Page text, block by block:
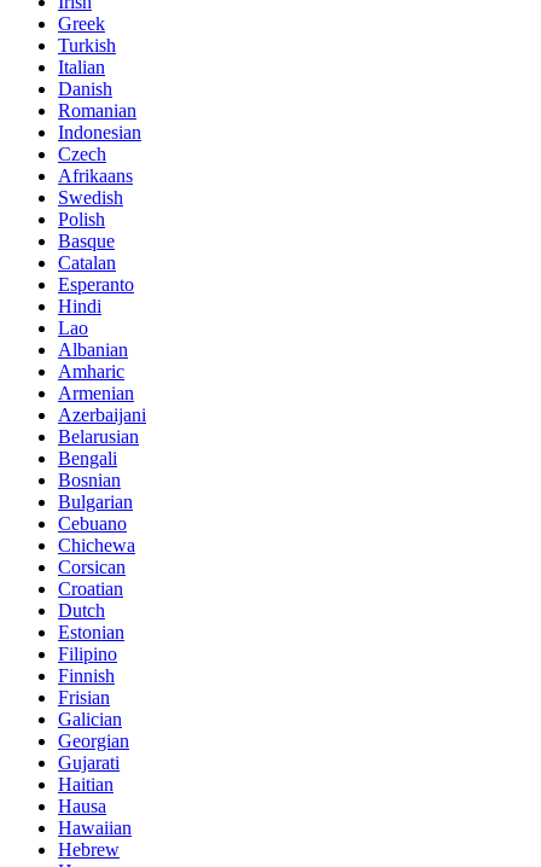
Greek
Turkish
Italian
Danish
Romanian
Indonesian
Czech
Afrikaans
Swedish
Polish
Basque
Catalan
Esperanto
Hindi
Lao
Albanian
Amharic
Armenian
Azerbaijani
Belarusian
Bengali
Bosnian
Bulgarian
Cebuano
Chichewa
Corsican
Croatian
Dutch
Estonian
Filipino
Finnish
Frisian
Galician
Georgian
Gujarati
Haitian
Hausa
Hawaiian
Hebrew